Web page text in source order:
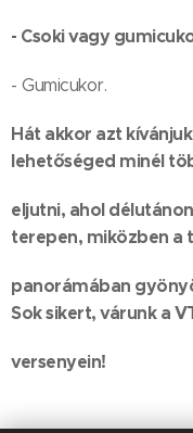
- Csoki vagy
- Gumicukor.
Hát akkor azt
lehetőséged minél
eljutni, ahol
terepen, miközben a
panorámában
Sok sikert, várunk a
versenyein!